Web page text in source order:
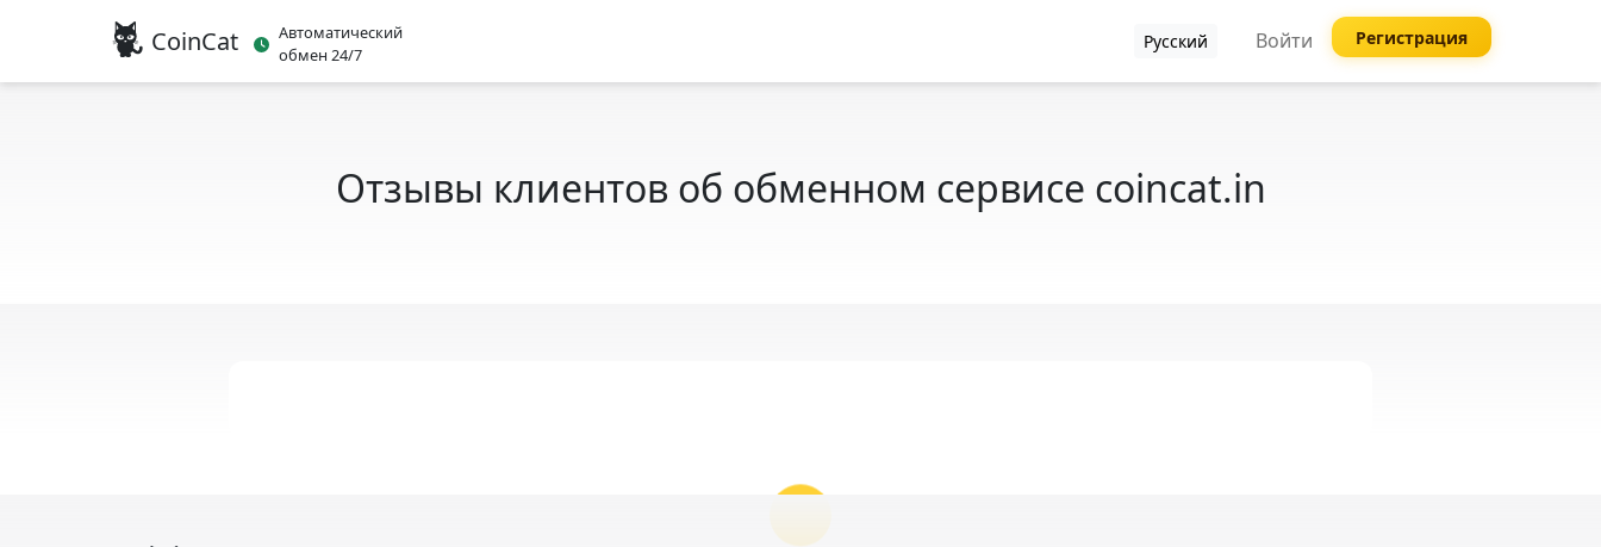
CoinCat
Автоматический
обмен 24/7
Русский Войти Регистрация
Отзывы клиентов об обменном сервисе coincat.in